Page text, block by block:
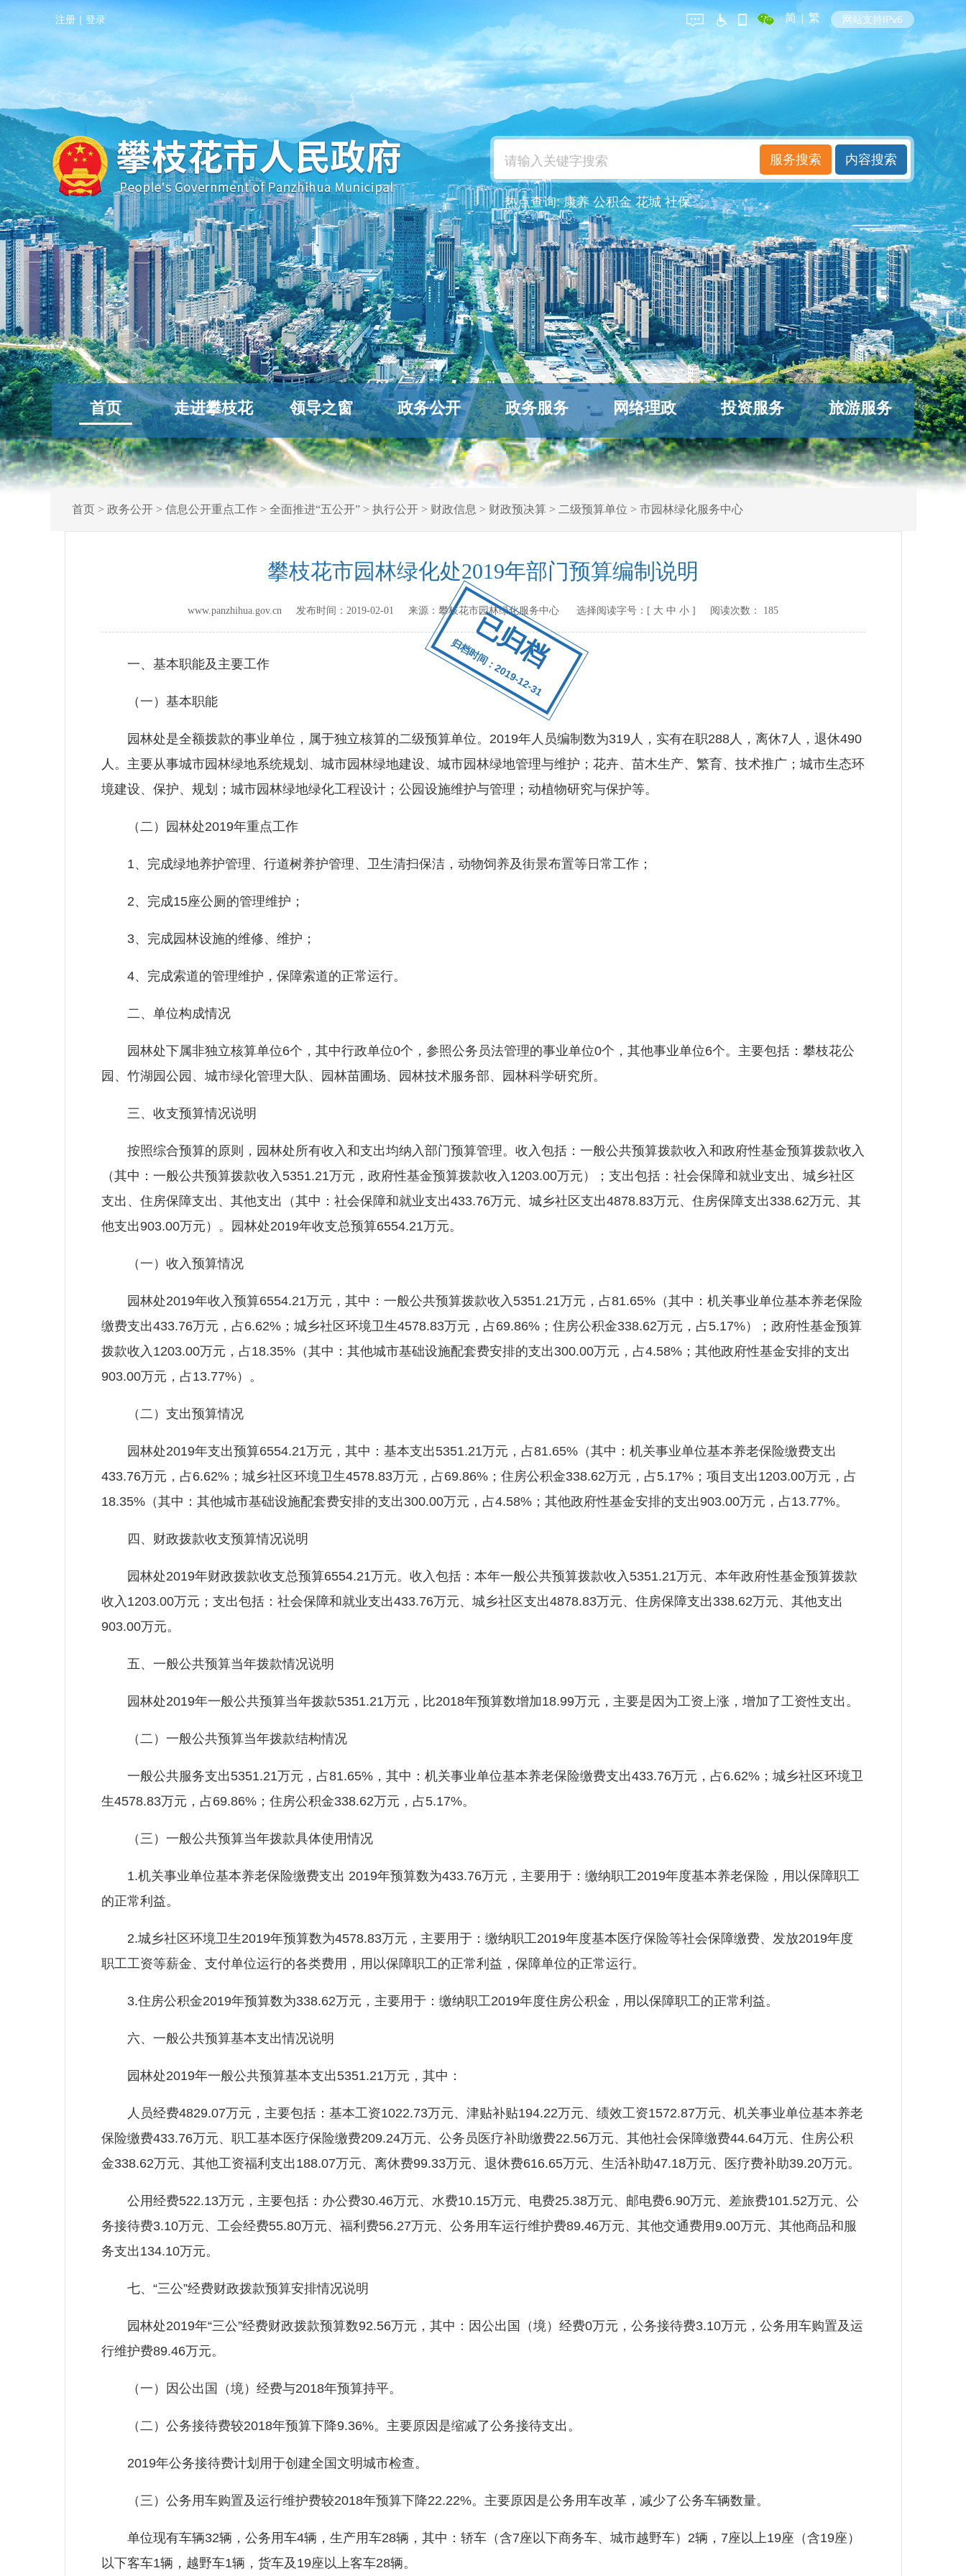
已归档
归档时间：2019-12-31
注册 | 登录 简 | 繁 网站支持IPv6
热点查询:康养 公积金 花城 社保
首页 走进攀枝花 领导之窗 政务公开 政务服务 网络理政 投资服务 旅游服务
首页> 政务公开> 信息公开重点工作> 全面推进“五公开”> 执行公开> 财政信息 > 财政预决算> 二级预算单位 > 市园林绿化服务中心
攀枝花市园林绿化处2019年部门预算编制说明
www.panzhihua.gov.cn 发布时间： 2019-02-01 来源： 攀枝花市园林绿化服务中心 选择阅读字号：[ 大 中 小 ] 阅读次数： 185
一、基本职能及主要工作
（一）基本职能
园林处是全额拨款的事业单位，属于独立核算的二级预算单位。2019年人员编制数为319人，实有在职288人，离休7人，退休490
人。主要从事城市园林绿地系统规划、城市园林绿地建设、城市园林绿地管理与维护；花卉、苗木生产、繁育、技术推广；城市生态环
境建设、保护、规划；城市园林绿地绿化工程设计；公园设施维护与管理；动植物研究与保护等。
（二）园林处2019年重点工作
1、完成绿地养护管理、行道树养护管理、卫生清扫保洁，动物饲养及街景布置等日常工作；
2、完成15座公厕的管理维护；
3、完成园林设施的维修、维护；
4、完成索道的管理维护，保障索道的正常运行。
二、单位构成情况
园林处下属非独立核算单位6个，其中行政单位0个，参照公务员法管理的事业单位0个，其他事业单位6个。主要包括：攀枝花公
园、竹湖园公园、城市绿化管理大队、园林苗圃场、园林技术服务部、园林科学研究所。
三、收支预算情况说明
按照综合预算的原则，园林处所有收入和支出均纳入部门预算管理。收入包括：一般公共预算拨款收入和政府性基金预算拨款收入
（其中：一般公共预算拨款收入5351.21万元，政府性基金预算拨款收入1203.00万元）；支出包括：社会保障和就业支出、城乡社区
支出、住房保障支出、其他支出（其中：社会保障和就业支出433.76万元、城乡社区支出4878.83万元、住房保障支出338.62万元、其
他支出903.00万元）。园林处2019年收支总预算6554.21万元。
（一）收入预算情况
园林处2019年收入预算6554.21万元，其中：一般公共预算拨款收入5351.21万元，占81.65%（其中：机关事业单位基本养老保险
缴费支出433.76万元，占6.62%；城乡社区环境卫生4578.83万元，占69.86%；住房公积金338.62万元，占5.17%）；政府性基金预算
拨款收入1203.00万元，占18.35%（其中：其他城市基础设施配套费安排的支出300.00万元，占4.58%；其他政府性基金安排的支出
903.00万元，占13.77%）。
（二）支出预算情况
园林处2019年支出预算6554.21万元，其中：基本支出5351.21万元，占81.65%（其中：机关事业单位基本养老保险缴费支出
433.76万元，占6.62%；城乡社区环境卫生4578.83万元，占69.86%；住房公积金338.62万元，占5.17%；项目支出1203.00万元，占
18.35%（其中：其他城市基础设施配套费安排的支出300.00万元，占4.58%；其他政府性基金安排的支出903.00万元，占13.77%。
四、财政拨款收支预算情况说明
园林处2019年财政拨款收支总预算6554.21万元。收入包括：本年一般公共预算拨款收入5351.21万元、本年政府性基金预算拨款
收入1203.00万元；支出包括：社会保障和就业支出433.76万元、城乡社区支出4878.83万元、住房保障支出338.62万元、其他支出
903.00万元。
五、一般公共预算当年拨款情况说明
园林处2019年一般公共预算当年拨款5351.21万元，比2018年预算数增加18.99万元，主要是因为工资上涨，增加了工资性支出。
（二）一般公共预算当年拨款结构情况
一般公共服务支出5351.21万元，占81.65%，其中：机关事业单位基本养老保险缴费支出433.76万元，占6.62%；城乡社区环境卫
生4578.83万元，占69.86%；住房公积金338.62万元，占5.17%。
（三）一般公共预算当年拨款具体使用情况
1.机关事业单位基本养老保险缴费支出 2019年预算数为433.76万元，主要用于：缴纳职工2019年度基本养老保险，用以保障职工
的正常利益。
2.城乡社区环境卫生2019年预算数为4578.83万元，主要用于：缴纳职工2019年度基本医疗保险等社会保障缴费、发放2019年度
职工工资等薪金、支付单位运行的各类费用，用以保障职工的正常利益，保障单位的正常运行。
3.住房公积金2019年预算数为338.62万元，主要用于：缴纳职工2019年度住房公积金，用以保障职工的正常利益。
六、一般公共预算基本支出情况说明
园林处2019年一般公共预算基本支出5351.21万元，其中：
人员经费4829.07万元，主要包括：基本工资1022.73万元、津贴补贴194.22万元、绩效工资1572.87万元、机关事业单位基本养老
保险缴费433.76万元、职工基本医疗保险缴费209.24万元、公务员医疗补助缴费22.56万元、其他社会保障缴费44.64万元、住房公积
金338.62万元、其他工资福利支出188.07万元、离休费99.33万元、退休费616.65万元、生活补助47.18万元、医疗费补助39.20万元。
公用经费522.13万元，主要包括：办公费30.46万元、水费10.15万元、电费25.38万元、邮电费6.90万元、差旅费101.52万元、公
务接待费3.10万元、工会经费55.80万元、福利费56.27万元、公务用车运行维护费89.46万元、其他交通费用9.00万元、其他商品和服
务支出134.10万元。
七、“三公”经费财政拨款预算安排情况说明
园林处2019年“三公”经费财政拨款预算数92.56万元，其中：因公出国（境）经费0万元，公务接待费3.10万元，公务用车购置及运
行维护费89.46万元。
（一）因公出国（境）经费与2018年预算持平。
（二）公务接待费较2018年预算下降9.36%。主要原因是缩减了公务接待支出。
2019年公务接待费计划用于创建全国文明城市检查。
（三）公务用车购置及运行维护费较2018年预算下降22.22%。主要原因是公务用车改革，减少了公务车辆数量。
单位现有车辆32辆，公务用车4辆，生产用车28辆，其中：轿车（含7座以下商务车、城市越野车）2辆，7座以上19座（含19座）
以下客车1辆，越野车1辆，货车及19座以上客车28辆。